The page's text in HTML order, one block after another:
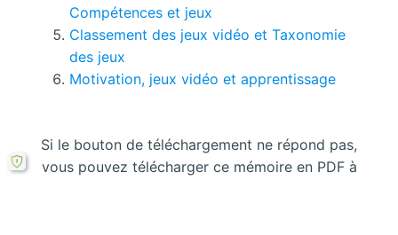
Compétences et jeux
Classement des jeux vidéo et Taxonomie
des jeux
Motivation, jeux vidéo et apprentissage
Si le bouton de téléchargement ne répond pas,
vous pouvez télécharger ce mémoire en PDF à